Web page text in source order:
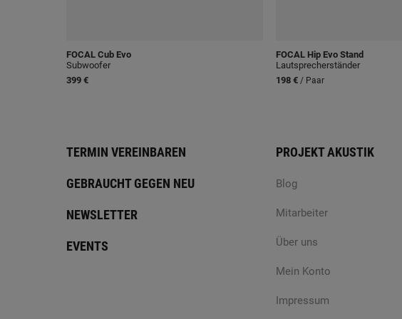
FOCAL Cub Evo
Subwoofer
399 €
FOCAL Hip Evo Stand
Lautsprecherständer
198 € / Paar
TERMIN VEREINBAREN
GEBRAUCHT GEGEN NEU
NEWSLETTER
EVENTS
PROJEKT AKUSTIK
Blog
Mitarbeiter
Über uns
Mein Konto
Impressum